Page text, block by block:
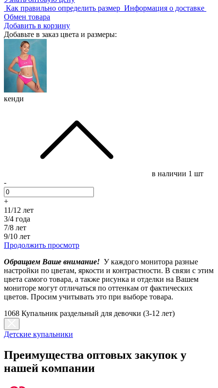
Как правильно определить размер Информация о доставке
Обмен товара
Добавить в корзину
Добавьте в заказ цвета и размеры:
кенди
в наличии 1 шт
-
+
11/12 лет
3/4 года
7/8 лет
9/10 лет
Продолжить просмотр
Обращаем Ваше внимание! У каждого монитора разные
настройки по цветам, яркости и контрастности. В связи с этим
цвета самого товара, а также рисунка и отделки на Вашем
мониторе могут отличаться по оттенкам от фактических
цветов. Просим учитывать это при выборе товара.
1068 Купальник раздельный для девочки (3-12 лет)
Детские купальники
Преимущества оптовых закупок у
нашей компании